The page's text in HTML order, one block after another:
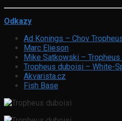
Odkazy
Ad Konings – Chov
Marc Elieson
Mike Satkowski –
Tropheus duboisi – White-
Akvarista.cz
Fish Base